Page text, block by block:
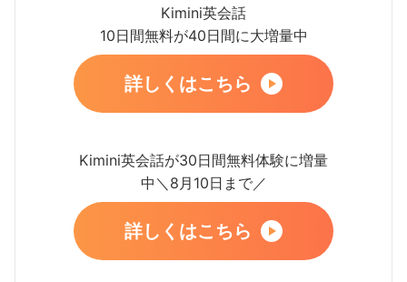
Kimini英会話
10日間無料が40日間に大増量中
詳しくはこちら
Kimini英会話が30日間無料体験に増量
中＼8月10日まで／
詳しくはこちら